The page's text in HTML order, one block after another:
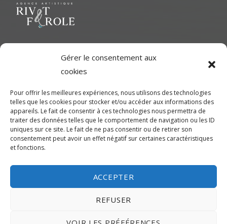
Gérer le consentement aux
cookies
Pour offrir les meilleures expériences, nous utilisons des technologies
telles que les cookies pour stocker et/ou accéder aux informations des
appareils. Le fait de consentir à ces technologies nous permettra de
traiter des données telles que le comportement de navigation ou les ID
uniques sur ce site. Le fait de ne pas consentir ou de retirer son
consentement peut avoir un effet négatif sur certaines caractéristiques
et fonctions.
ACCEPTER
REFUSER
l’article
pour contribuer à une richesse dans le milieu cinématographique
et d'aider les artistes à développer leur plein potentiel.
CONTACTEZ-NOUS
Montréal
450-245-7475 (sans frais de Montréal) ou 514-655-9191
info@rivetferole.com